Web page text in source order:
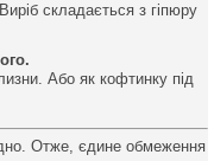
складається з гіпюру
Або як кофтинку під
Отже, єдине обмеження